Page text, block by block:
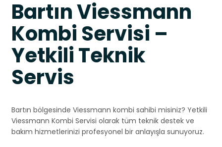
Bartın Viessmann
Kombi Servisi –
Yetkili Teknik
Servis
Bartın bölgesinde Viessmann kombi sahibi misiniz? Yetkili
Viessmann Kombi Servisi olarak tüm teknik destek ve
bakım hizmetlerinizi profesyonel bir anlayışla sunuyoruz.